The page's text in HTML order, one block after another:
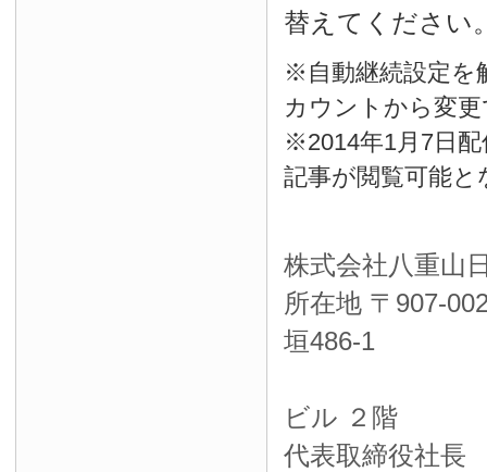
替えてください
※自動継続設定を
カウントから変
※2014年1月7日
記事が閲覧可能
株式会社八重山
所在地 〒 907-
垣486-1
ビル ２階
代表取締役社